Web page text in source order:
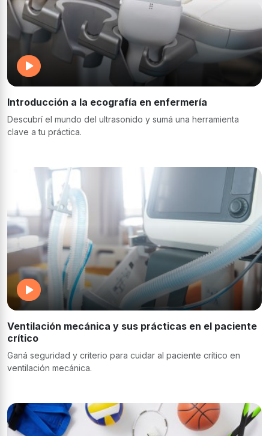
Introducción a la ecografía en enfermería
Descubrí el mundo del ultrasonido y sumá una herramienta
clave a tu práctica.
Ventilación mecánica y sus prácticas en el paciente
crítico
Ganá seguridad y criterio para cuidar al paciente crítico en
ventilación mecánica.